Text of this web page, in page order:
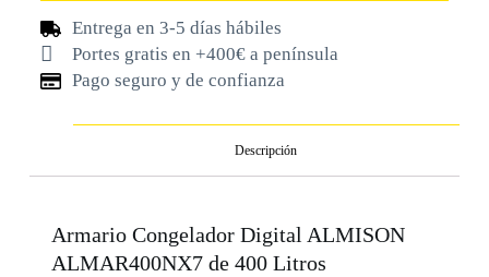
Entrega en 3-5 días hábiles
Portes gratis en +400€ a península
Pago seguro y de confianza
Descripción
Armario Congelador Digital ALMISON
ALMAR400NX7 de 400 Litros